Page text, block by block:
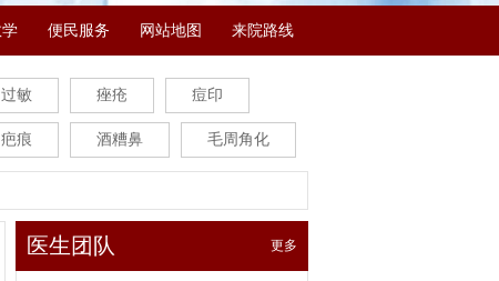
便民服务 网站地图 来院路线
过敏 痤疮 痘印
疤痕 酒糟鼻 毛周角化
医生团队 更多